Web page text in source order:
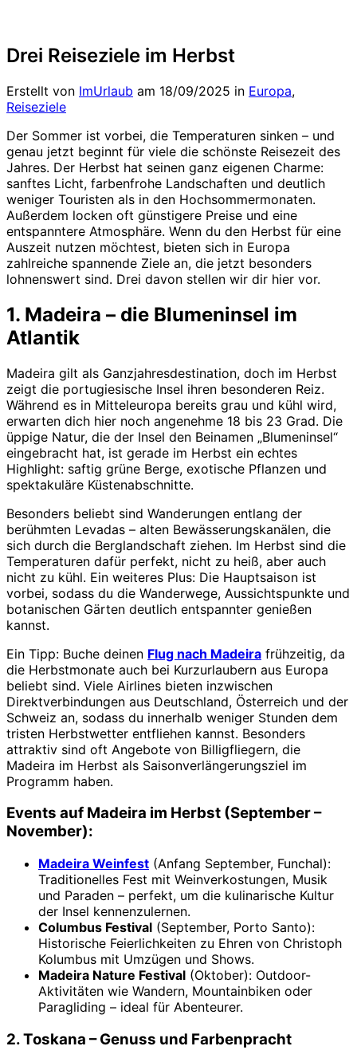
Drei Reiseziele im Herbst
Erstellt von ImUrlaub am 18/09/2025 in Europa,
Reiseziele
Der Sommer ist vorbei, die Temperaturen sinken – und
genau jetzt beginnt für viele die schönste Reisezeit des
Jahres. Der Herbst hat seinen ganz eigenen Charme:
sanftes Licht, farbenfrohe Landschaften und deutlich
weniger Touristen als in den Hochsommermonaten.
Außerdem locken oft günstigere Preise und eine
entspanntere Atmosphäre. Wenn du den Herbst für eine
Auszeit nutzen möchtest, bieten sich in Europa
zahlreiche spannende Ziele an, die jetzt besonders
lohnenswert sind. Drei davon stellen wir dir hier vor.
1. Madeira – die Blumeninsel im
Atlantik
Madeira gilt als Ganzjahresdestination, doch im Herbst
zeigt die portugiesische Insel ihren besonderen Reiz.
Während es in Mitteleuropa bereits grau und kühl wird,
erwarten dich hier noch angenehme 18 bis 23 Grad. Die
üppige Natur, die der Insel den Beinamen „Blumeninsel“
eingebracht hat, ist gerade im Herbst ein echtes
Highlight: saftig grüne Berge, exotische Pflanzen und
spektakuläre Küstenabschnitte.
Besonders beliebt sind Wanderungen entlang der
berühmten Levadas – alten Bewässerungskanälen, die
sich durch die Berglandschaft ziehen. Im Herbst sind die
Temperaturen dafür perfekt, nicht zu heiß, aber auch
nicht zu kühl. Ein weiteres Plus: Die Hauptsaison ist
vorbei, sodass du die Wanderwege, Aussichtspunkte und
botanischen Gärten deutlich entspannter genießen
kannst.
Ein Tipp: Buche deinen Flug nach Madeira frühzeitig, da
die Herbstmonate auch bei Kurzurlaubern aus Europa
beliebt sind. Viele Airlines bieten inzwischen
Direktverbindungen aus Deutschland, Österreich und der
Schweiz an, sodass du innerhalb weniger Stunden dem
tristen Herbstwetter entfliehen kannst. Besonders
attraktiv sind oft Angebote von Billigfliegern, die
Madeira im Herbst als Saisonverlängerungsziel im
Programm haben.
Events auf Madeira im Herbst (September –
November):
Madeira Weinfest (Anfang September, Funchal):
Traditionelles Fest mit Weinverkostungen, Musik
und Paraden – perfekt, um die kulinarische Kultur
der Insel kennenzulernen.
Columbus Festival (September, Porto Santo):
Historische Feierlichkeiten zu Ehren von Christoph
Kolumbus mit Umzügen und Shows.
Madeira Nature Festival (Oktober): Outdoor-
Aktivitäten wie Wandern, Mountainbiken oder
Paragliding – ideal für Abenteurer.
2. Toskana – Genuss und Farbenpracht